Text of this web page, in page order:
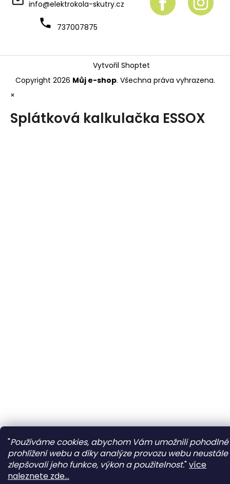
"Používáme cookies, abychom Vám umožnili pohodlné
prohlížení webu a díky analýze provozu webu neustále
zlepšovali jeho funkce, výkon a použitelnost."více
naleznete zde...
info@elektrokola-skutry.cz
737007875
Vytvořil Shoptet
Copyright 2026 Můj e-shop. Všechna práva vyhrazena.
×
Splátková kalkulačka ESSOX